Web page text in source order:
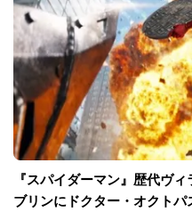
『スパイダーマン』歴代ヴ
ブリンにドクター・オクト